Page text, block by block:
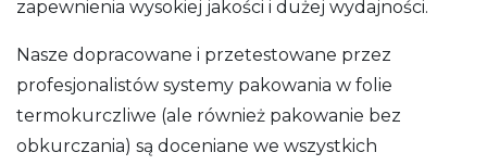
zapewnienia wysokiej jakości i dużej wydajności.
Nasze dopracowane i przetestowane przez
profesjonalistów systemy pakowania w folie
termokurczliwe (ale również pakowanie bez
obkurczania) są doceniane we wszystkich